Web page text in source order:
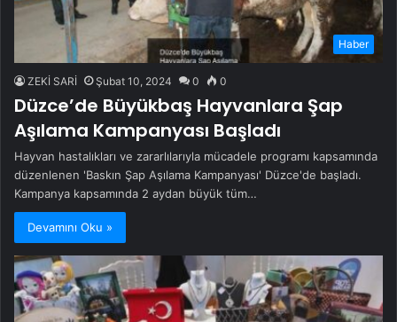
Haber
ZEKİ SARİ Şubat 10, 2024 0 0
Düzce’de Büyükbaş Hayvanlara Şap
Aşılama Kampanyası Başladı
Hayvan hastalıkları ve zararlılarıyla mücadele programı kapsamında
düzenlenen 'Baskın Şap Aşılama Kampanyası' Düzce'de başladı.
Kampanya kapsamında 2 aydan büyük tüm…
Devamını Oku »